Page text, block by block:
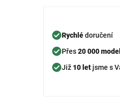
Rychlédoručení
Přes20 000
Již 10 letjsme s